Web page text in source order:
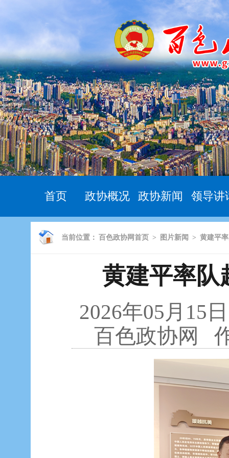
首页 政协概况 政协新闻 领导讲
当前位置： 百色政协网首页 > 图片新闻 > 黄建平
黄建平率队
2026年05月15
百色政协网